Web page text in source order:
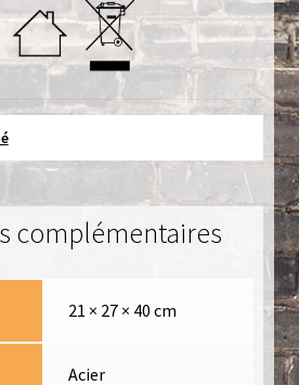
complémentaires
21 × 27 × 40 cm
Acier